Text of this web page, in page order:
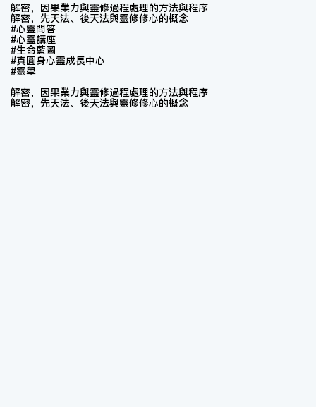
解密，因果業力與靈修過程處理的方法與程序
解密，先天法、後天法與靈修修心的概念
#心靈問答
#心靈講座
#生命藍圖
#真圓身心靈成長中心
#靈學​
解密，因果業力與靈修過程處理的方法與程序
解密，先天法、後天法與靈修修心的概念